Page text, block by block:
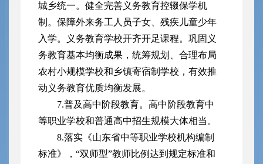
城乡统一。健全完善义务教育控辍保学机
制。保障外来务工人员子女、残疾儿童少年
入学。义务教育学校开齐开足课程。巩固义
务教育基本均衡成果，统筹规划、合理布局
农村小规模学校和乡镇寄宿制学校，有效推
动义务教育优质均衡发展。
7.普及高中阶段教育。高中阶段教育中
等职业学校和普通高中招生规模大体相当。
8.落实《山东省中等职业学校机构编制
标准》，“双师型”教师比例达到规定标准和